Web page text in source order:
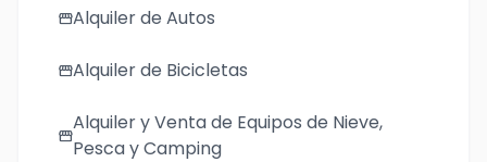
storefrontAlquiler de Autos
storefrontAlquiler de Bicicletas
storefront
Alquiler y Venta de Equipos de Nieve,
Pesca y Camping